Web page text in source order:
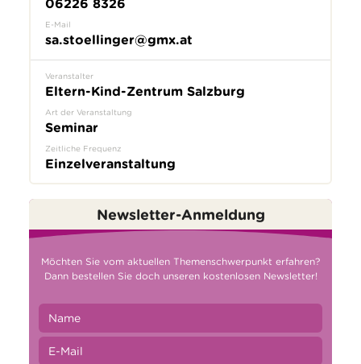
06226 8326
E-Mail
sa.stoellinger@gmx.at
Veranstalter
Eltern-Kind-Zentrum Salzburg
Art der Veranstaltung
Seminar
Zeitliche Frequenz
Einzelveranstaltung
Newsletter-Anmeldung
Möchten Sie vom aktuellen Themenschwerpunkt erfahren?
Dann bestellen Sie doch unseren kostenlosen Newsletter!